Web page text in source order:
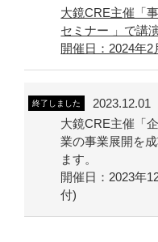
大鏡CRE主催「
セミナー 」で講
開催日：2024年2
終了しました
2023.12.01
大鏡CRE主催「
業の事業展開を
ます。
開催日：2023年
付)